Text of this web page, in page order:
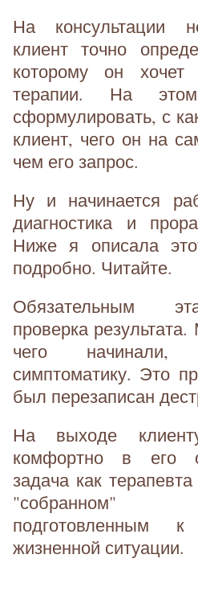
На консультации
клиент точно
которому он
терапии. На
сформулировать, с
клиент, чего он на
чем его запрос.
Ну и начинается
диагностика и
Ниже я описала
подробно. Читайте.
Обязательным
проверка
чего
симптоматику. Это
был перезаписан
На выходе
комфортно в его
задача как
"собранном"
подготовленным
жизненной ситуации.